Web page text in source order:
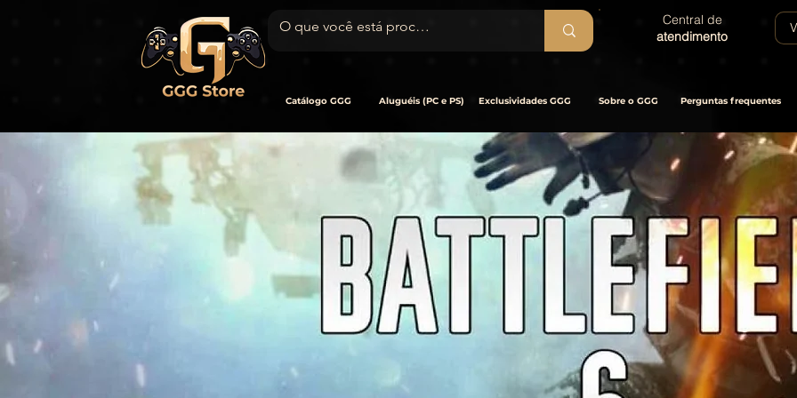
Central de
atendimento
Catálogo GGG Aluguéis (PC e PS) Exclusividades GGG Sobre o GGG Perguntas frequentes